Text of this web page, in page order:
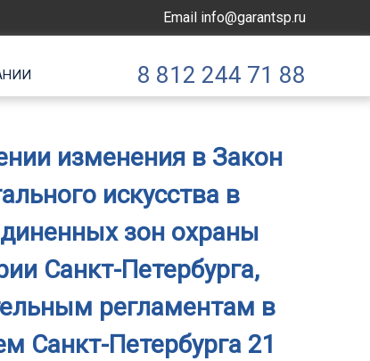
Email info@garantsp.ru
8 812 244 71 88
изменения в Закон
искусства в
зон охраны
Санкт-Петербурга,
регламентам в
Санкт-Петербурга 21